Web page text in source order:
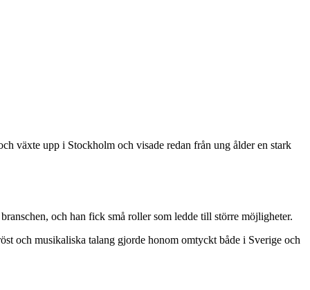
växte upp i Stockholm och visade redan från ung ålder en stark
och han fick små roller som ledde till större möjligheter.
och musikaliska talang gjorde honom omtyckt både i Sverige och